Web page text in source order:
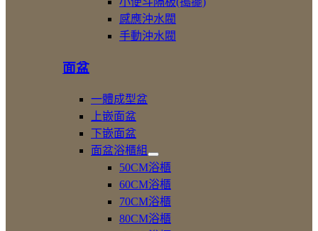
配
件
開
小
便
感應沖水閥
手動沖水閥
面盆
一體成型盆
上嵌面盆
下嵌面盆
面盆浴櫃組
展
開
面
盆
浴
櫃
50CM浴櫃
60CM浴櫃
70CM浴櫃
80CM浴櫃